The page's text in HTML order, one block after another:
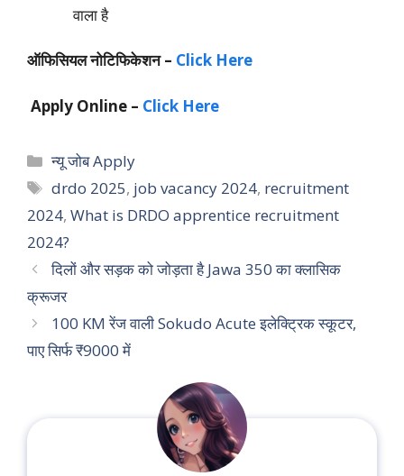
वाला है
ऑफिसियल नोटिफिकेशन – Click Here
Apply Online – Click Here
Categories
न्यू जोब Apply
Tags
drdo 2025, job vacancy 2024, recruitment
2024, What is DRDO apprentice recruitment
2024?
दिलों और सड़क को जोड़ता है Jawa 350 का क्लासिक
क्रूजर
100 KM रेंज वाली Sokudo Acute इलेक्ट्रिक स्कूटर,
पाए सिर्फ ₹9000 में